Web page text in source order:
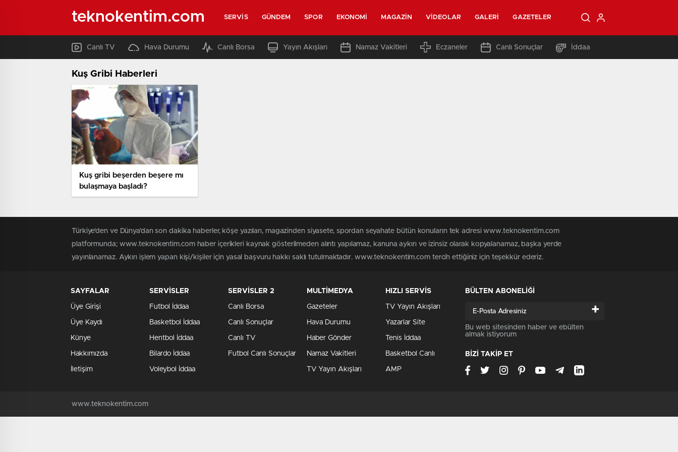
teknokentim.com SERVIS GÜNDEM SPOR EKONOMI MAGAZIN VIDEOLAR GALERI GAZETELER
Canlı TV Hava Durumu Canlı Borsa Yayın Akışları Namaz Vakitleri Eczaneler Canlı Sonuçlar İddaa
Kuş Gribi Haberleri
Kuş gribi beşerden beşere mı
bulaşmaya başladı?
Türkiye'den ve Dünya’dan son dakika haberler, köşe yazıları, magazinden siyasete, spordan seyahate bütün konuların tek adresi www.teknokentim.com
platformunda; www.teknokentim.com haber içerikleri kaynak gösterilmeden alıntı yapılamaz, kanuna aykırı ve izinsiz olarak kopyalanamaz, başka yerde
yayınlanamaz. Aykırı işlem yapan kişi/kişiler için yasal başvuru hakkı saklı tutulmaktadır. www.teknokentim.com tercih ettiğiniz için teşekkür ederiz.
SAYFALAR
Üye Girişi
Üye Kaydı
Künye
Hakkımızda
İletişim
SERVİSLER
Futbol İddaa
Basketbol İddaa
Hentbol İddaa
Bilardo İddaa
Voleybol İddaa
SERVİSLER 2
Canlı Borsa
Canlı Sonuçlar
Canlı TV
Futbol Canlı Sonuçlar
MULTİMEDYA
Gazeteler
Hava Durumu
Haber Gönder
Namaz Vakitleri
TV Yayın Akışları
HIZLI SERVİS
TV Yayın Akışları
Yazarlar Site
Tenis İddaa
Basketbol Canlı
AMP
BÜLTEN ABONELİĞİ
+
Bu web sitesinden haber ve ebülten
almak istiyorum
BİZİ TAKİP ET
www.teknokentim.com